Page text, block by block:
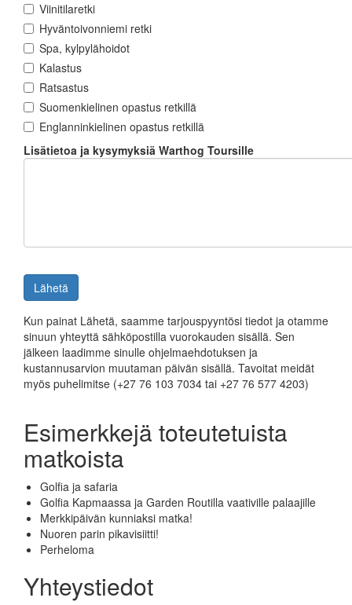
Viinitilaretki
Hyväntoivonniemi retki
Spa, kylpylähoidot
Kalastus
Ratsastus
Suomenkielinen opastus retkillä
Englanninkielinen opastus retkillä
Lisätietoa ja kysymyksiä Warthog Toursille
Lähetä
Kun painat Lähetä, saamme tarjouspyyntösi tiedot ja otamme
sinuun yhteyttä sähköpostilla vuorokauden sisällä. Sen
jälkeen laadimme sinulle ohjelmaehdotuksen ja
kustannusarvion muutaman päivän sisällä. Tavoitat meidät
myös puhelimitse (+27 76 103 7034 tai +27 76 577 4203)
Esimerkkejä toteutetuista
matkoista
Golfia ja safaria
Golfia Kapmaassa ja Garden Routilla vaativille palaajille
Merkkipäivän kunniaksi matka!
Nuoren parin pikavisiitti!
Perheloma
Yhteystiedot